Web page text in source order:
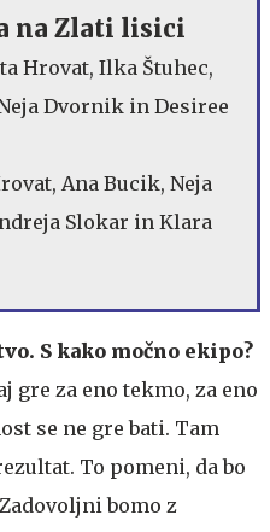
na Zlati lisici
Hrovat, Ilka Štuhec,
Dvornik in Desiree
Ana Bucik, Neja
Slokar in Klara
S kako močno ekipo?
gre za eno tekmo, za eno
se ne gre bati. Tam
To pomeni, da bo
bomo z